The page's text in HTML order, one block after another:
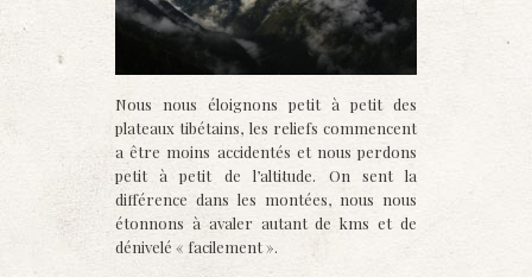
Nous nous éloignons petit à petit des
plateaux tibétains, les reliefs commencent
a être moins accidentés et nous perdons
petit à petit de l’altitude. On sent la
différence dans les montées, nous nous
étonnons à avaler autant de kms et de
dénivelé « facilement ».